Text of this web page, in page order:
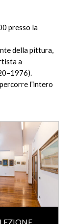
presso la
della pittura,
a
l’intero